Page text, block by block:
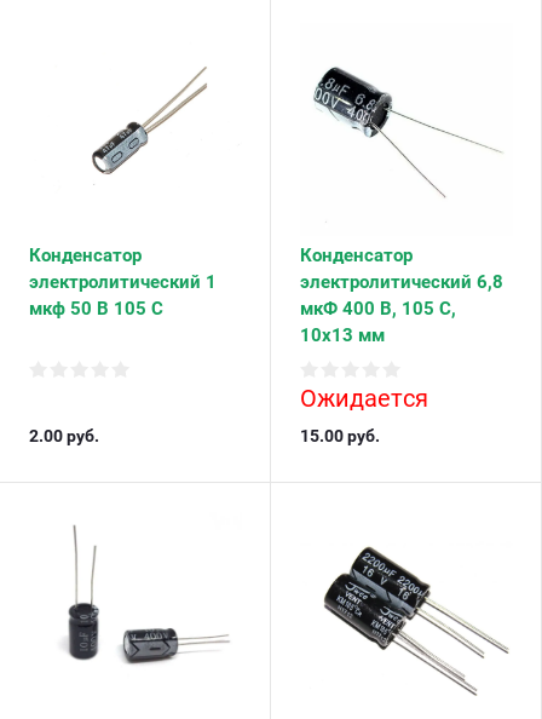
Конденсатор
электролитический 1
мкф 50 В 105 С
2.00руб.
Конденсатор
электролитический 6,8
мкФ 400 В, 105 С,
10х13 мм
Ожидается
15.00руб.